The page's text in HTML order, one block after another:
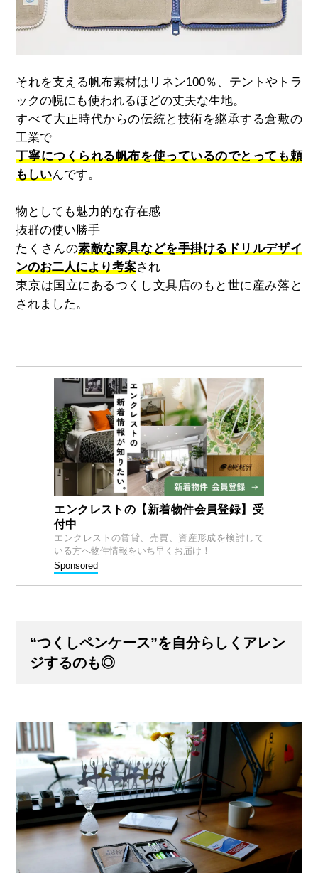
それを支える帆布素材はリネン100％、テントやトラ
ックの幌にも使われるほどの丈夫な生地。
すべて大正時代からの伝統と技術を継承する倉敷の
工業で
丁寧につくられる帆布を使っているのでとっても頼
もしいんです。
物としても魅力的な存在感
抜群の使い勝手
たくさんの素敵な家具などを手掛けるドリルデザイ
ンのお二人により考案され
東京は国立にあるつくし文具店のもと世に産み落と
されました。
エンクレストの【新着物件会員登録】受
付中
エンクレストの賃貸、売買、資産形成を検討して
いる方へ物件情報をいち早くお届け！
Sponsored
“つくしペンケース”を自分らしくアレン
ジするのも◎